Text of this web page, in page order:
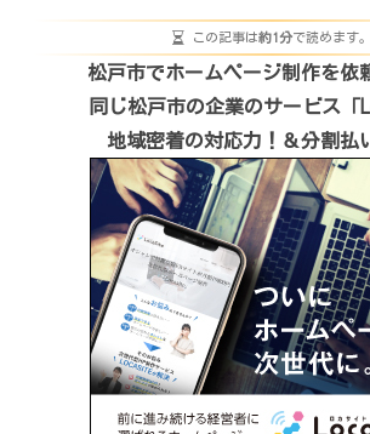
この記事は約1分で読めます。
松戸市でホームページ制作を依
同じ松戸市の企業のサービス「
地域密着の対応力！＆分割払